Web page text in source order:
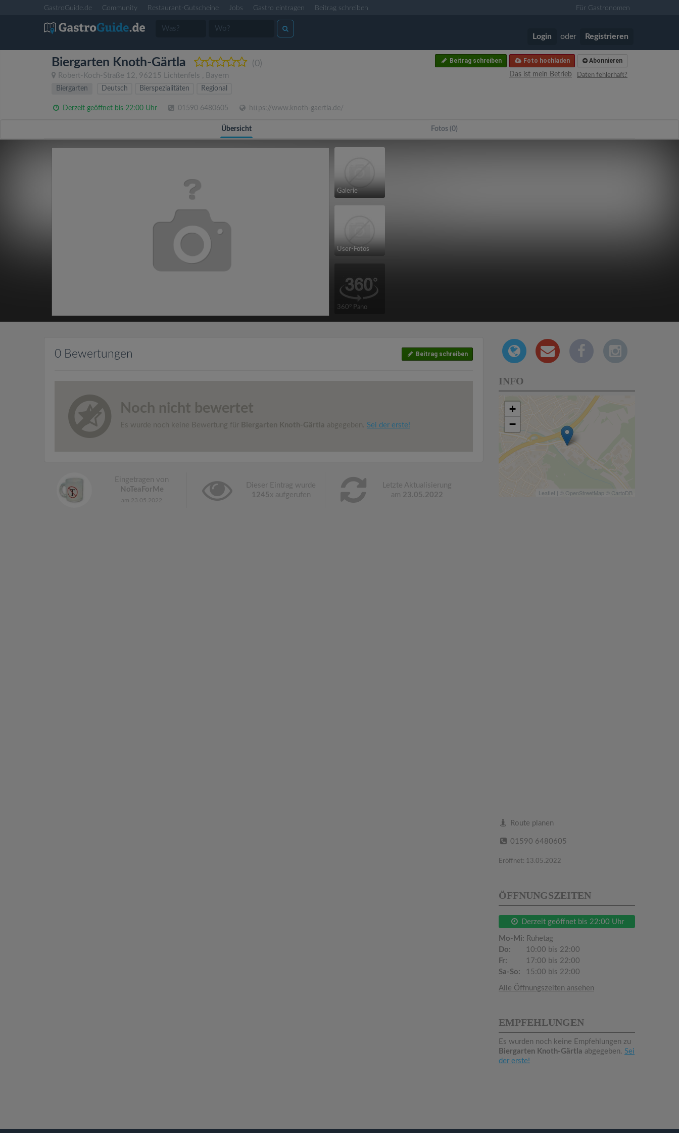
GastroGuide.de Community Restaurant-Gutscheine Jobs Gastro eintragen Beitrag schreiben Für Gastronomen
Login oder Registrieren
Biergarten Knoth-Gärtla (0)
Robert-Koch-Straße 12, 96215 Lichtenfels , Bayern
Abonnieren
Foto hochladen
Beitrag schreiben
Daten fehlerhaft?
Das ist mein Betrieb
Biergarten
Deutsch Bierspezialitäten Regional
Derzeit geöffnet bis 22:00 Uhr 01590 6480605 https://www.knoth-gaertla.de/
Übersicht Fotos (0)
Galerie
User-Fotos
360° Pano
0 Bewertungen Beitrag schreiben
Noch nicht bewertet
Es wurde noch keine Bewertung für Biergarten Knoth-Gärtla abgegeben. Sei der erste!
Eingetragen von
NoTeaForMe
am 23.05.2022
Dieser Eintrag wurde
1245 x aufgerufen
Letzte Aktualisierung
am 23.05.2022
INFO
+
−
Leaflet | © OpenStreetMap © CartoDB
Route planen
01590 6480605
Eröffnet: 13.05.2022
ÖFFNUNGSZEITEN
Derzeit geöffnet bis 22:00 Uhr
Mo-Mi: Ruhetag
Do:
10:00 bis 22:00
Fr:
17:00 bis 22:00
Sa-So:
15:00 bis 22:00
Alle Öffnungszeiten ansehen
EMPFEHLUNGEN
Es wurden noch keine Empfehlungen zu
Biergarten Knoth-Gärtla abgegeben. Sei
der erste!